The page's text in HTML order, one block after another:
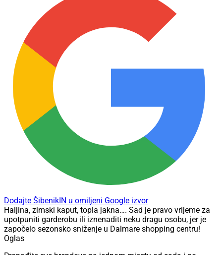
Dodajte ŠibenikIN u omiljeni Google izvor
Haljina, zimski kaput, topla jakna…. Sad je pravo vrijeme za
upotpuniti garderobu ili iznenaditi neku dragu osobu, jer je
započelo sezonsko sniženje u Dalmare shopping centru!
Oglas